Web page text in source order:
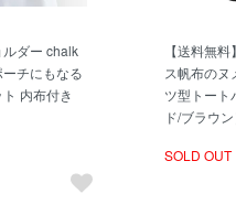
ダー chalk
チにもなる
内布付き
【送料無
ス帆布のヌ
ツ型トート
ド/ブラウン
SOLD OUT